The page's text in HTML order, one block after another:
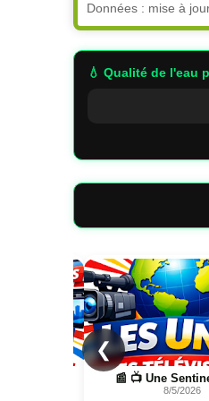
Données : mise à
💧 Qualité de l'eau
❮
Page
📰 📺 Une Marc
8/5/2026